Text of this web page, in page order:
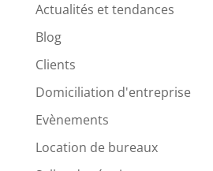
Actualités et tendances
Blog
Clients
Domiciliation d'entreprise
Evènements
Location de bureaux